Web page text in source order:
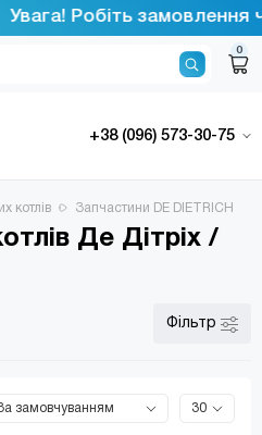
Робіть замовлення
0
+38 (096) 573-30-75
котлів Запчастини DE DIETRICH
Де Дітріх /
Фільтр